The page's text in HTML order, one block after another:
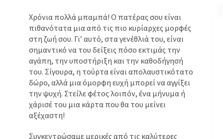
Χρόνια πολλά μπαμπά! Ο πατέρας σου είναι
πιθανότατα μια από τις πιο κυρίαρχες μορφές
στη ζωή σου. Γι’ αυτό, στα γενέθλιά του, είναι
σημαντικό να του δείξεις πόσο εκτιμάς την
αγάπη, την υποστήριξη και την καθοδήγησή
του. Σίγουρα, η τούρτα είναι απολαυστικότατο
δώρο, αλλά μια όμορφη ευχή μπορεί να αγγίξει
την ψυχή. Στείλε φέτος λοιπόν, ένα μήνυμα ή
χάρισέ του μια κάρτα που θα του μείνει
αξέχαστη!
Συγκεντρώσαμε μερικές από τις καλύτερες